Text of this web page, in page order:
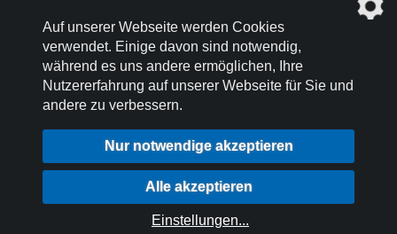
Werden SieMitglied im DVS!
Nutzungsbedingungen
Impressum
Auf unserer Webseite werden Cookies
verwendet. Einige davon sind notwendig,
während es uns andere ermöglichen, Ihre
Nutzererfahrung auf unserer Webseite für Sie und
andere zu verbessern.
Nur notwendige akzeptieren
Alle akzeptieren
Einstellungen...